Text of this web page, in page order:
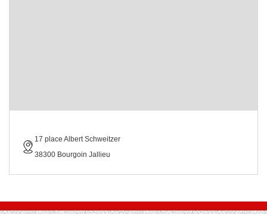
17 place Albert Schweitzer
38300 Bourgoin Jallieu